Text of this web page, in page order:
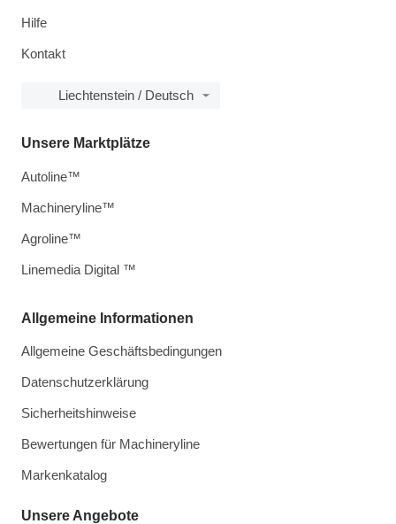
Hilfe
Kontakt
Liechtenstein / Deutsch
Allgemeine Informationen
Allgemeine Geschäftsbedingungen
Datenschutzerklärung
Sicherheitshinweise
Bewertungen für Machineryline
Markenkatalog
Unsere Angebote
Unsere Marktplätze
Autoline™
Machineryline™
Agroline™
Linemedia Digital ™